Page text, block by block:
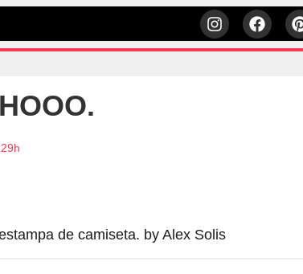
de camiseta. by Alex Solis